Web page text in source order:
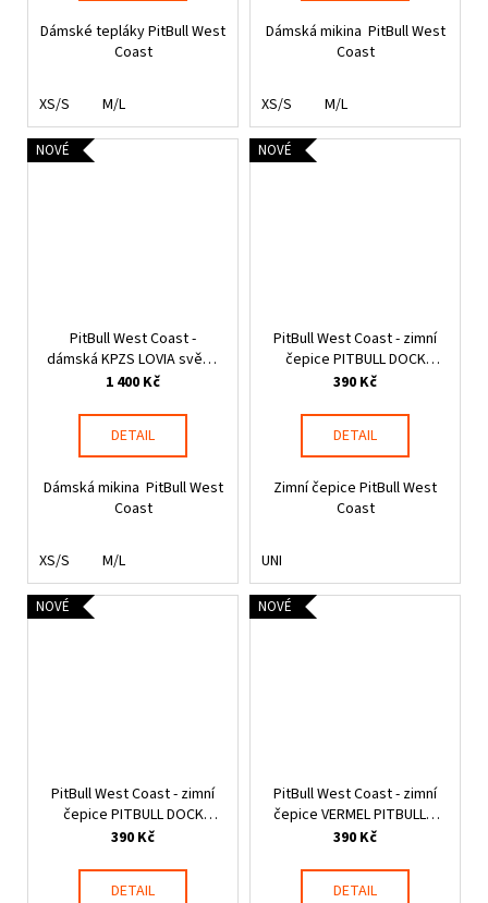
Dámské tepláky PitBull West
Coast
XS/S M/L
Dámská mikina PitBull West
Coast
XS/S M/L
NOVÉ
PitBull West Coast -
dámská KPZS LOVIA světle
šedá
1 400 Kč
DETAIL
Dámská mikina PitBull West
Coast
XS/S M/L
NOVÉ
PitBull West Coast - zimní
čepice PITBULL DOCK
růžová
390 Kč
DETAIL
Zimní čepice PitBull West
Coast
UNI
NOVÉ
PitBull West Coast - zimní
čepice PITBULL DOCK
písková
390 Kč
DETAIL
NOVÉ
PitBull West Coast - zimní
čepice VERMEL PITBULL R
olivověčerná
390 Kč
DETAIL